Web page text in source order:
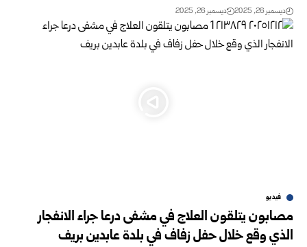
ديسمبر 26, 2025 ديسمبر 26, 2025
فيديو
مصابون يتلقون العلاج في مشفى درعا جراء الانفجار
الذي وقع خلال حفل زفاف في بلدة عابدين بريف